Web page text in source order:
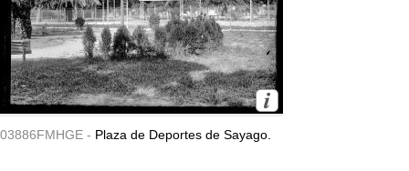
03886FMHGE - Plaza de Deportes de Sayago.